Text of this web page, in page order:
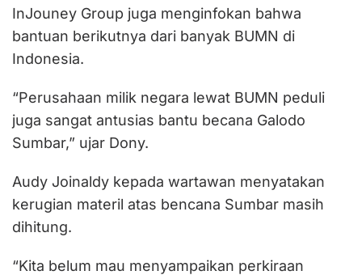
InJouney Group juga menginfokan bahwa
bantuan berikutnya dari banyak BUMN di
Indonesia.
“Perusahaan milik negara lewat BUMN peduli
juga sangat antusias bantu becana Galodo
Sumbar,” ujar Dony.
Audy Joinaldy kepada wartawan menyatakan
kerugian materil atas bencana Sumbar masih
dihitung.
“Kita belum mau menyampaikan perkiraan